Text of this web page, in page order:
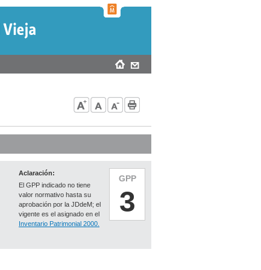
GPP
3
Aclaración:
El GPP indicado no tiene
valor normativo hasta su
aprobación por la JDdeM; el
vigente es el asignado en el
Inventario Patrimonial 2000.